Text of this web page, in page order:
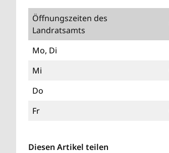
Öffnungszeiten des
Landratsamts
Mo, Di
Mi
Do
Fr
Diesen Artikel teilen